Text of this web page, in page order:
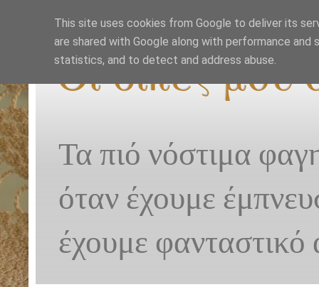
Οι δικές μου
Τα πιό νόστιμα
όταν έχουμε
έχουμε φανταστικό
This site uses cookies from Google to deliver its
are shared with Google along with performance
statistics, and to detect and address abuse.